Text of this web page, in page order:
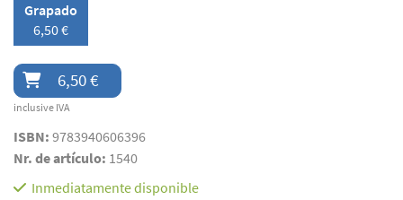
Grapado
6,50 €
6,50 €
inclusive IVA
ISBN: 9783940606396
Nr. de artículo: 1540
Inmediatamente disponible